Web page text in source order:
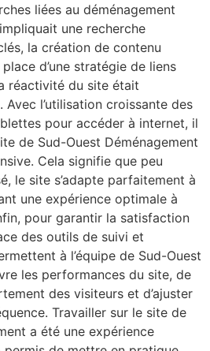
liées au déménagement
une recherche
la création de contenu
d’une stratégie de liens
réactivité du site était
l’utilisation croissante des
pour accéder à internet, il
de Sud-Ouest Déménagement
Cela signifie que peu
le site s’adapte parfaitement à
une expérience optimale à
pour garantir la satisfaction
des outils de suivi et
à l’équipe de Sud-Ouest
les performances du site, de
des visiteurs et d’ajuster
Travailler sur le site de
a été une expérience